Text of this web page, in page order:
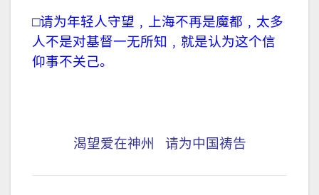
□请为年轻人守望﹐上海不再是魔都﹐太多
人不是对基督一无所知﹐就是认为这个信
仰事不关己。
渴望爱在神州 请为中国祷告